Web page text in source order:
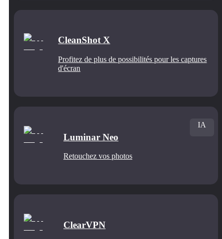
CleanShot X
Profitez de plus de possibilités pour les captures
d'écran
Luminar Neo
Retouchez vos photos
IA
ClearVPN